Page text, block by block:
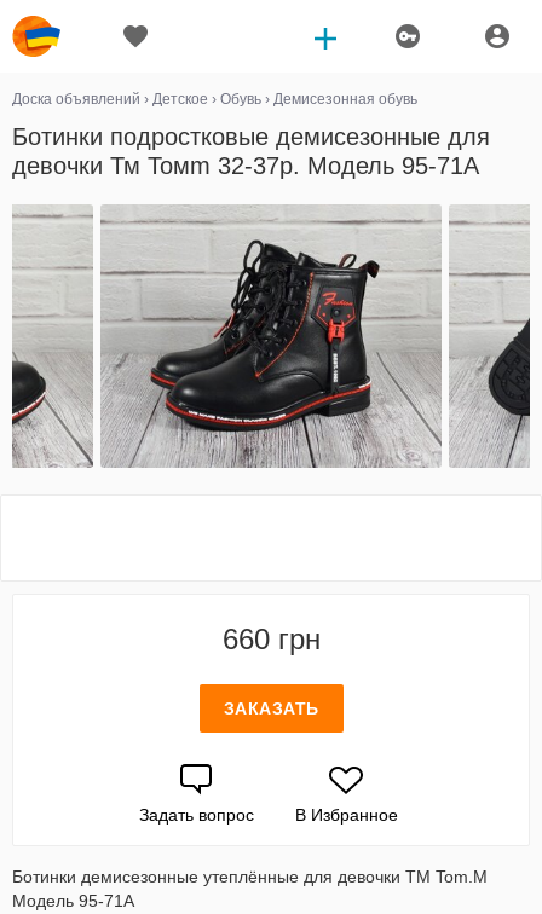
Доска объявлений › Детское › Обувь › Демисезонная обувь
Ботинки подростковые демисезонные для
девочки Тм Томm 32-37р. Модель 95-71A
660 грн
ЗАКАЗАТЬ
Задать вопрос В Избранное
Ботинки демисезонные утеплённые для девочки ТМ Tom.M
Модель 95-71A